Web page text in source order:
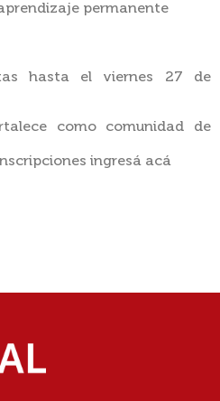
permanente
hasta el viernes 27 de
como comunidad de
ingresá acá